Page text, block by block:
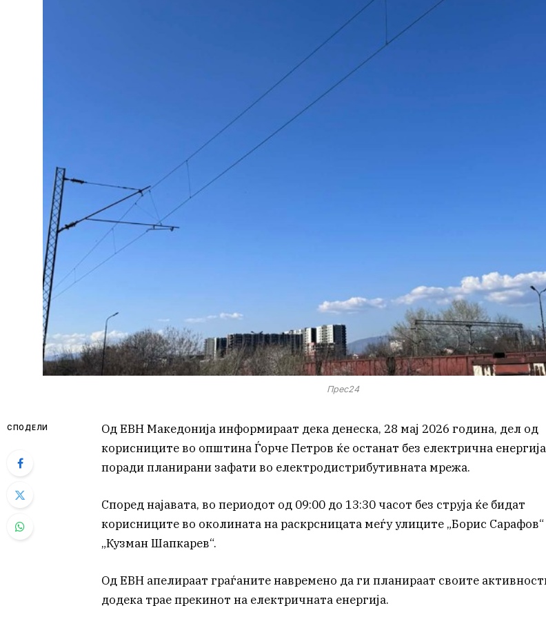
Прес24
СПОДЕЛИ
Од ЕВН Македонија информираат дека денеска, 28 мај 2026 година, дел од
корисниците во општина Ѓорче Петров ќе останат без електрична енергија
поради планирани зафати во електродистрибутивната мрежа.
Според најавата, во периодот од 09:00 до 13:30 часот без струја ќе бидат
корисниците во околината на раскрсницата меѓу улиците „Борис
„Кузман Шапкарев“.
Од ЕВН апелираат граѓаните навремено да ги планираат своите
додека трае прекинот на електричната енергија.